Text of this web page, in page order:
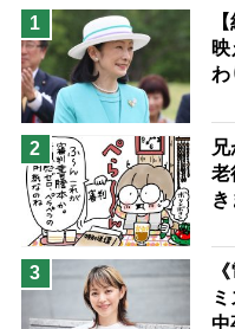
猫が母になつきません
息子の遠距離介護サバ
兄がボケました
予防法
1
わ
2
老
き
3
中